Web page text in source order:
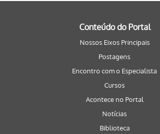
Conteúdo do Portal
Nossos Eixos Principais
Postagens
Encontro com o Especialista
Cursos
Acontece no Portal
Notícias
Biblioteca